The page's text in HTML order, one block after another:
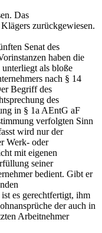
Das
zurückgewiesen.
Senat des
haben die
als bloße
nach § 14
Begriff des
des
in § 1a AEntG aF
verfolgten Sinn
wird nur der
Werk- oder
mit eigenen
seiner
bedient. Gibt er
es gerechtfertigt, ihm
der auch in
Arbeitnehmer